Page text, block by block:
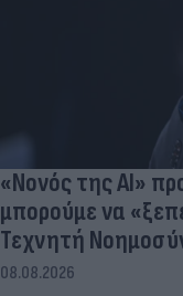
«Νονός της AI»
μπορούμε να
Τεχνητή
08.08.2026